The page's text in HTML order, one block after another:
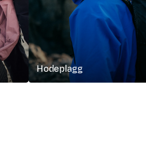
Hodeplagg